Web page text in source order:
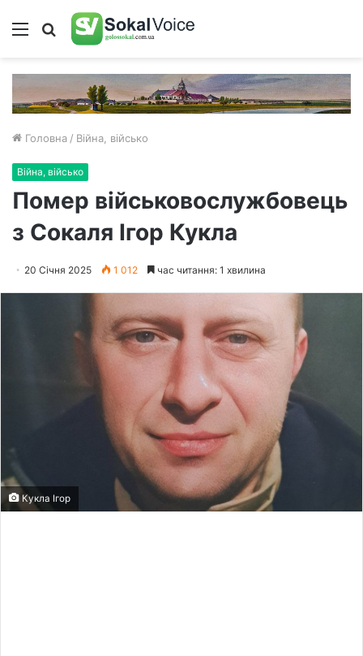
Меню Пошук
Головна / Війна, військо
Війна, військо
Помер військовослужбовець
з Сокаля Ігор Кукла
20 Січня 2025 1 012 час читання: 1 хвилина
Кукла Ігор